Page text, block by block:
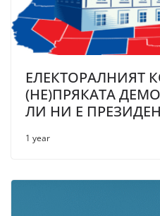
ЕЛЕКТОРАЛНИЯТ
(НЕ)ПРЯКАТА
ЛИ НИ Е
1 year